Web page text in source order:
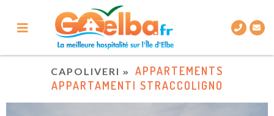
CAPOLIVERI
APPARTEMENTS
APPARTAMENTI STRACCOLIGNO